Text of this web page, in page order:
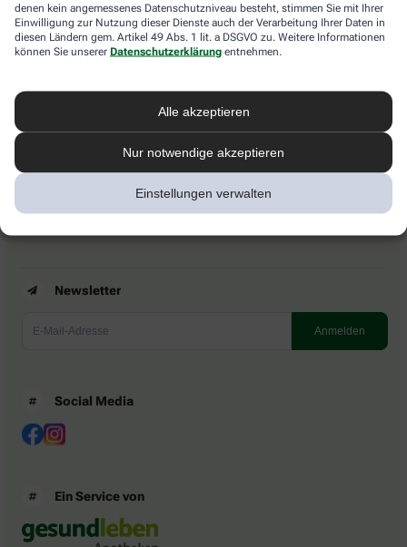
denen kein angemessenes Datenschutzniveau besteht, stimmen Sie mit Ihrer
Einwilligung zur Nutzung dieser Dienste auch der Verarbeitung Ihrer Daten in
diesen Ländern gem. Artikel 49 Abs. 1 lit. a DSGVO zu. Weitere Informationen
können Sie unserer Datenschutzerklärung entnehmen.
Alle akzeptieren
Nur notwendige akzeptieren
Einstellungen verwalten
Abholung in der Apotheke
Botendienstlieferung
apotheke.com Informationen
Newsletter
Barrierefreiheitserklärung
Newsletter
Social Media
Ein Service von